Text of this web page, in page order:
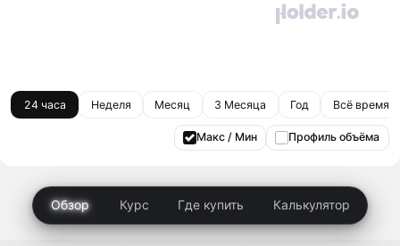
24 часа Неделя Месяц 3 Месяца Год Всё время
Макс / Мин Профиль объёма
Обзор Курс Где купить Калькулятор